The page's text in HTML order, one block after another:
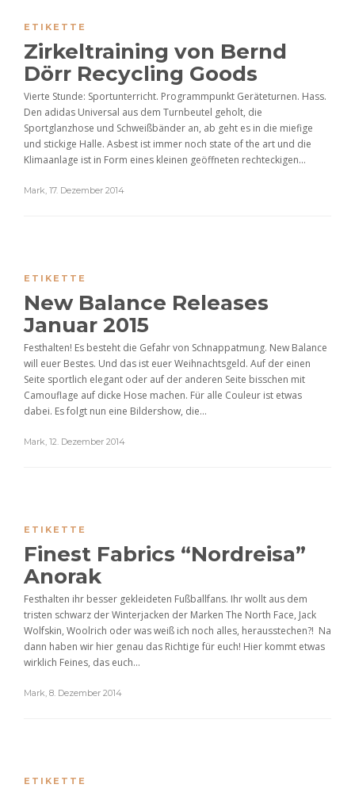
ETIKETTE
Zirkeltraining von Bernd
Dörr Recycling Goods
Vierte Stunde: Sportunterricht. Programmpunkt Geräteturnen. Hass.
Den adidas Universal aus dem Turnbeutel geholt, die
Sportglanzhose und Schweißbänder an, ab geht es in die miefige
und stickige Halle. Asbest ist immer noch state of the art und die
Klimaanlage ist in Form eines kleinen geöffneten rechteckigen...
Mark, 17. Dezember 2014
ETIKETTE
New Balance Releases
Januar 2015
Festhalten! Es besteht die Gefahr von Schnappatmung. New Balance
will euer Bestes. Und das ist euer Weihnachtsgeld. Auf der einen
Seite sportlich elegant oder auf der anderen Seite bisschen mit
Camouflage auf dicke Hose machen. Für alle Couleur ist etwas
dabei. Es folgt nun eine Bildershow, die...
Mark, 12. Dezember 2014
ETIKETTE
Finest Fabrics “Nordreisa”
Anorak
Festhalten ihr besser gekleideten Fußballfans. Ihr wollt aus dem
tristen schwarz der Winterjacken der Marken The North Face, Jack
Wolfskin, Woolrich oder was weiß ich noch alles, herausstechen?! Na
dann haben wir hier genau das Richtige für euch! Hier kommt etwas
wirklich Feines, das euch...
Mark, 8. Dezember 2014
ETIKETTE